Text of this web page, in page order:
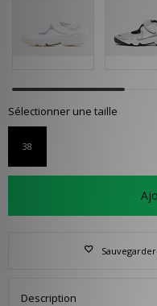
Sélectionner une taille
38
Description